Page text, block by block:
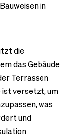
in
die
das Gebäude
Terrassen
ist versetzt, um
was
und